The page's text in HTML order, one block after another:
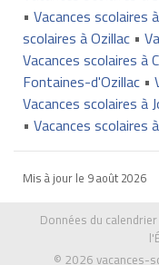
• Vacances scolaires
scolaires à Ozillac•
Vacances scolaires à
Fontaines-d'Ozillac•
Vacances scolaires à
• Vacances scolaires
Mis à jour le 9 août 2026
Données du
© 2026 vacances-